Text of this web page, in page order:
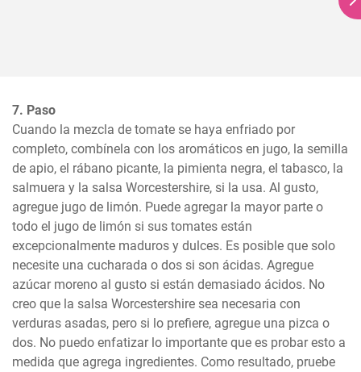
7. Paso
Cuando la mezcla de tomate se haya enfriado por
completo, combínela con los aromáticos en jugo, la semilla
de apio, el rábano picante, la pimienta negra, el tabasco, la
salmuera y la salsa Worcestershire, si la usa. Al gusto,
agregue jugo de limón. Puede agregar la mayor parte o
todo el jugo de limón si sus tomates están
excepcionalmente maduros y dulces. Es posible que solo
necesite una cucharada o dos si son ácidas. Agregue
azúcar moreno al gusto si están demasiado ácidos. No
creo que la salsa Worcestershire sea necesaria con
verduras asadas, pero si lo prefiere, agregue una pizca o
dos. No puedo enfatizar lo importante que es probar esto a
medida que agrega ingredientes. Como resultado, pruebe